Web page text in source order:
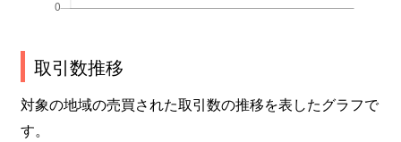
取引数推移
対象の地域の売買された取引数の推移を表したグラフで
す。